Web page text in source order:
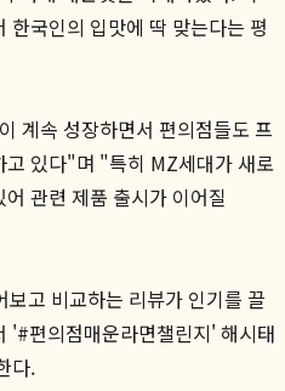
한국인의 입맛에 딱 맞는다는 평
계속 성장하면서 편의점들도 프
고 있다"며 "특히 MZ세대가 새로
관련 제품 출시가 이어질
고 비교하는 리뷰가 인기를 끌
'#편의점매운라면챌린지' 해시태
다.